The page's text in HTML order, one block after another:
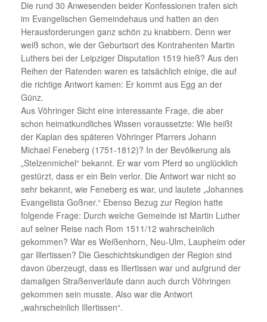
Die rund 30 Anwesenden beider Konfessionen trafen sich
im Evangelischen Gemeindehaus und hatten an den
Herausforderungen ganz schön zu knabbern. Denn wer
weiß schon, wie der Geburtsort des Kontrahenten Martin
Luthers bei der Leipziger Disputation 1519 hieß? Aus den
Reihen der Ratenden waren es tatsächlich einige, die auf
die richtige Antwort kamen: Er kommt aus Egg an der
Günz.
Aus Vöhringer Sicht eine interessante Frage, die aber
schon heimatkundliches Wissen voraussetzte: Wie heißt
der Kaplan des späteren Vöhringer Pfarrers Johann
Michael Feneberg (1751-1812)? In der Bevölkerung als
„Stelzenmichel“ bekannt. Er war vom Pferd so unglücklich
gestürzt, dass er ein Bein verlor. Die Antwort war nicht so
sehr bekannt, wie Feneberg es war, und lautete „Johannes
Evangelista Goßner.“ Ebenso Bezug zur Region hatte
folgende Frage: Durch welche Gemeinde ist Martin Luther
auf seiner Reise nach Rom 1511/12 wahrscheinlich
gekommen? War es Weißenhorn, Neu-Ulm, Laupheim oder
gar Illertissen? Die Geschichtskundigen der Region sind
davon überzeugt, dass es Illertissen war und aufgrund der
damaligen Straßenverläufe dann auch durch Vöhringen
gekommen sein musste. Also war die Antwort
„wahrscheinlich Illertissen“.